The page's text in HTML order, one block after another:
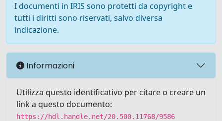
I documenti in IRIS sono protetti da copyright e
tutti i diritti sono riservati, salvo diversa
indicazione.
Informazioni
Utilizza questo identificativo per citare o creare un
link a questo documento:
https://hdl.handle.net/20.500.11768/9586